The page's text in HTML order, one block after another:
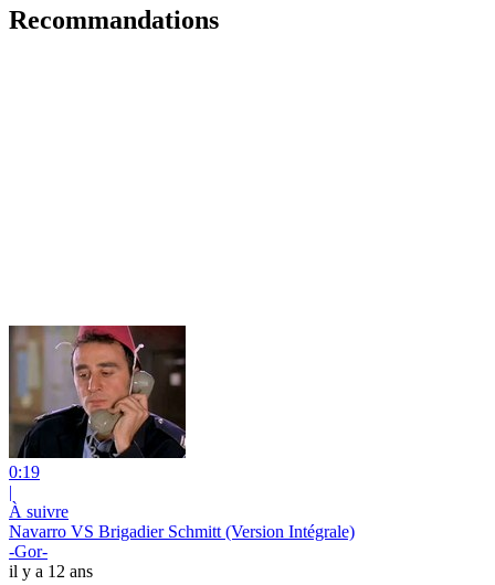
Recommandations
0:19
|
À suivre
Navarro VS Brigadier Schmitt (Version Intégrale)
-Gor-
il y a 12 ans